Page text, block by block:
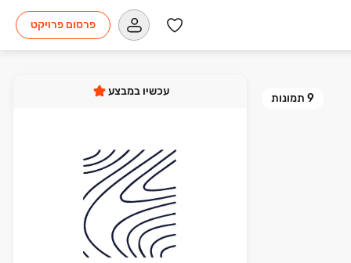
פרסום פרויקט
9 תמונות
עכשיו במבצע